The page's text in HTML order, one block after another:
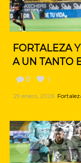
FORTALEZA
A UN TANTO
0 1
29 enero, 2026